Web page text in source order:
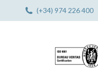
(+34) 974 226 400